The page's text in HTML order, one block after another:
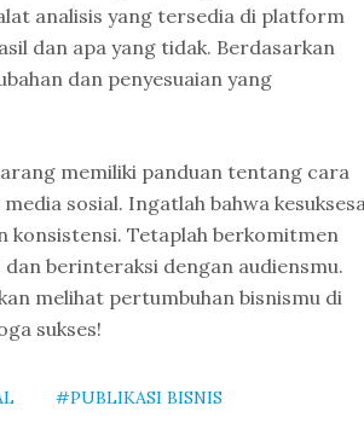
analisis yang tersedia di platform
dan apa yang tidak. Berdasarkan
dan penyesuaian yang
memiliki panduan tentang cara
sosial. Ingatlah bahwa
konsistensi. Tetaplah berkomitmen
berinteraksi dengan audiensmu.
melihat pertumbuhan bisnismu di
sukses!
#PUBLIKASI BISNIS